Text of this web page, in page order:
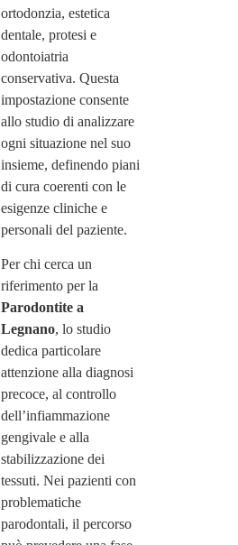
ortodonzia, estetica
dentale, protesi e
odontoiatria
conservativa. Questa
impostazione consente
allo studio di analizzare
ogni situazione nel suo
insieme, definendo piani
di cura coerenti con le
esigenze cliniche e
personali del paziente.
Per chi cerca un
riferimento per la
Parodontite a
Legnano, lo studio
dedica particolare
attenzione alla diagnosi
precoce, al controllo
dell’infiammazione
gengivale e alla
stabilizzazione dei
tessuti. Nei pazienti con
problematiche
parodontali, il percorso